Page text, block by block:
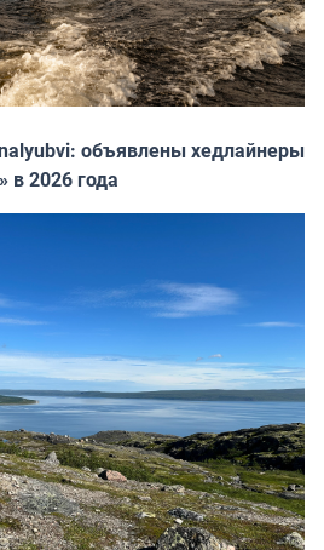
объявлены хедлайнеры
в 2026 года